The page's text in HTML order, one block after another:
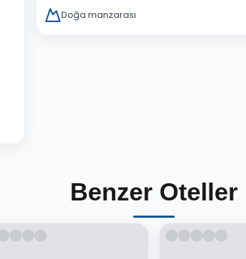
Doğa manzarası
Benzer Oteller